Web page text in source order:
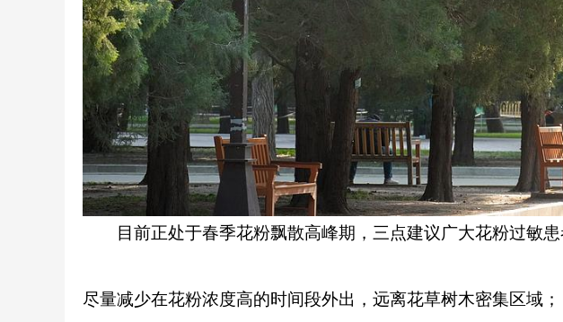
目前正处于春季花粉飘散高峰期，三点建议广大花粉过敏患
尽量减少在花粉浓度高的时间段外出，远离花草树木密集区域；